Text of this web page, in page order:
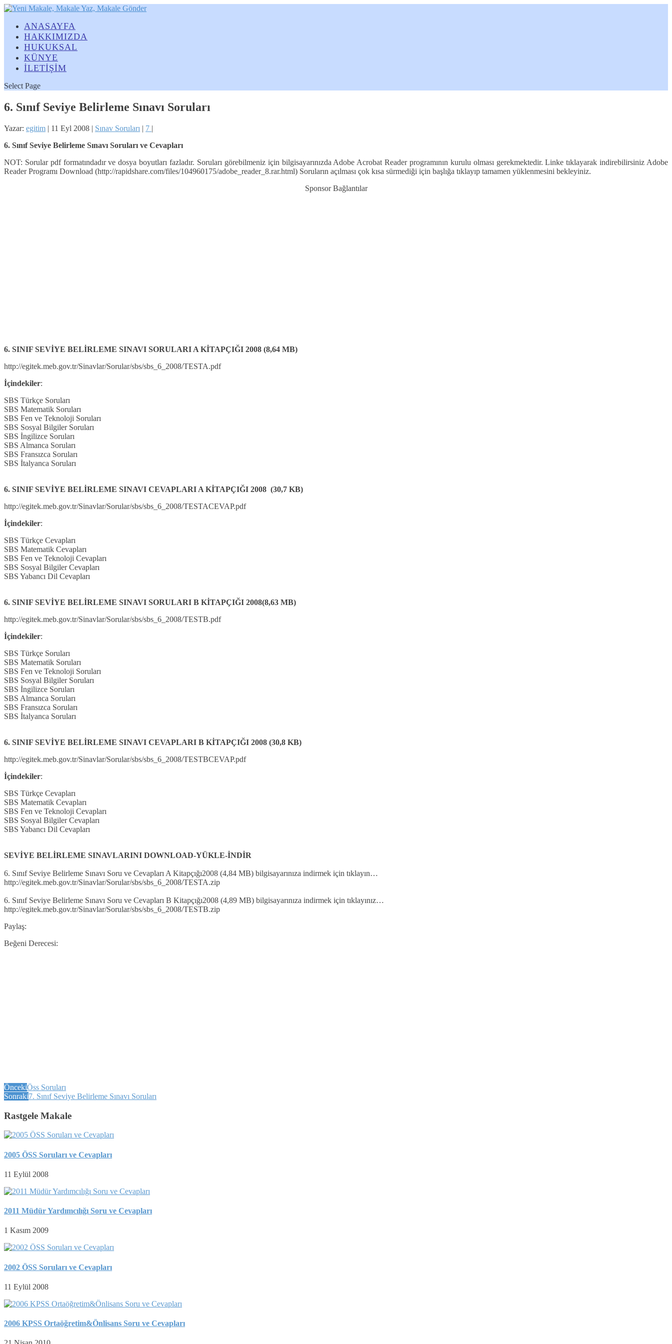
ANASAYFA
HAKKIMIZDA
HUKUKSAL
KÜNYE
İLETİŞİM
Select Page
6. Sınıf Seviye Belirleme Sınavı Soruları
Yazar: egitim | 11 Eyl 2008 | Sınav Soruları | 7 |
6. Sınıf Seviye Belirleme Sınavı Soruları ve Cevapları
NOT: Sorular pdf formatındadır ve dosya boyutları fazladır. Soruları görebilmeniz için bilgisayarınızda Adobe Acrobat Reader programının kurulu olması gerekmektedir. Linke tıklayarak indirebilirsiniz Adobe
Reader Programı Download (http://rapidshare.com/files/104960175/adobe_reader_8.rar.html) Soruların açılması çok kısa sürmediği için başlığa tıklayıp tamamen yüklenmesini bekleyiniz.
Sponsor Bağlantılar
6. SINIF SEVİYE BELİRLEME SINAVI SORULARI A KİTAPÇIĞI 2008 (8,64 MB)
http://egitek.meb.gov.tr/Sinavlar/Sorular/sbs/sbs_6_2008/TESTA.pdf
İçindekiler:
SBS Türkçe Soruları
SBS Matematik Soruları
SBS Fen ve Teknoloji Soruları
SBS Sosyal Bilgiler Soruları
SBS İngilizce Soruları
SBS Almanca Soruları
SBS Fransızca Soruları
SBS İtalyanca Soruları
6. SINIF SEVİYE BELİRLEME SINAVI CEVAPLARI A KİTAPÇIĞI 2008 (30,7 KB)
http://egitek.meb.gov.tr/Sinavlar/Sorular/sbs/sbs_6_2008/TESTACEVAP.pdf
İçindekiler:
SBS Türkçe Cevapları
SBS Matematik Cevapları
SBS Fen ve Teknoloji Cevapları
SBS Sosyal Bilgiler Cevapları
SBS Yabancı Dil Cevapları
6. SINIF SEVİYE BELİRLEME SINAVI SORULARI B KİTAPÇIĞI 2008(8,63 MB)
http://egitek.meb.gov.tr/Sinavlar/Sorular/sbs/sbs_6_2008/TESTB.pdf
İçindekiler:
SBS Türkçe Soruları
SBS Matematik Soruları
SBS Fen ve Teknoloji Soruları
SBS Sosyal Bilgiler Soruları
SBS İngilizce Soruları
SBS Almanca Soruları
SBS Fransızca Soruları
SBS İtalyanca Soruları
6. SINIF SEVİYE BELİRLEME SINAVI CEVAPLARI B KİTAPÇIĞI 2008 (30,8 KB)
http://egitek.meb.gov.tr/Sinavlar/Sorular/sbs/sbs_6_2008/TESTBCEVAP.pdf
İçindekiler:
SBS Türkçe Cevapları
SBS Matematik Cevapları
SBS Fen ve Teknoloji Cevapları
SBS Sosyal Bilgiler Cevapları
SBS Yabancı Dil Cevapları
SEVİYE BELİRLEME SINAVLARINI DOWNLOAD-YÜKLE-İNDİR
6. Sınıf Seviye Belirleme Sınavı Soru ve Cevapları A Kitapçığı2008 (4,84 MB) bilgisayarınıza indirmek için tıklayın…
http://egitek.meb.gov.tr/Sinavlar/Sorular/sbs/sbs_6_2008/TESTA.zip
6. Sınıf Seviye Belirleme Sınavı Soru ve Cevapları B Kitapçığı2008 (4,89 MB) bilgisayarınıza indirmek için tıklayınız…
http://egitek.meb.gov.tr/Sinavlar/Sorular/sbs/sbs_6_2008/TESTB.zip
Paylaş:
Beğeni Derecesi:
ÖncekiÖss Soruları
Sonraki7. Sınıf Seviye Belirleme Sınavı Soruları
Rastgele Makale
2005 ÖSS Soruları ve Cevapları
11 Eylül 2008
2011 Müdür Yardımcılığı Soru ve Cevapları
1 Kasım 2009
2002 ÖSS Soruları ve Cevapları
11 Eylül 2008
2006 KPSS Ortaöğretim&Önlisans Soru ve Cevapları